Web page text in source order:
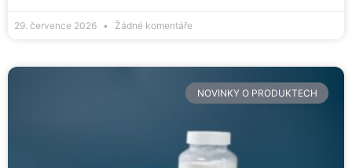
29. července 2026 Žádné komentáře
NOVINKY O PRODUKTECH